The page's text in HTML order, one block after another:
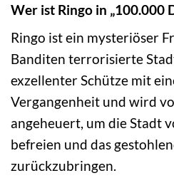
Wer ist Ringo in „100.000
Ringo ist ein mysteriöser
Banditen terrorisierte
exzellenter Schütze mit
Vergangenheit und wird
angeheuert, um die Stadt
befreien und das
zurückzubringen.